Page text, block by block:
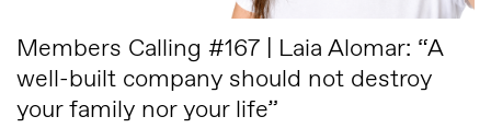
Members Calling #167 | Laia Alomar: “A
well-built company should not destroy
your family nor your life”